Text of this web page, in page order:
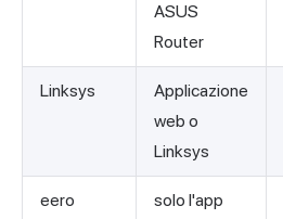
ASUS
Router
Linksys
Applicazione
web o
Linksys
eero
solo l'app